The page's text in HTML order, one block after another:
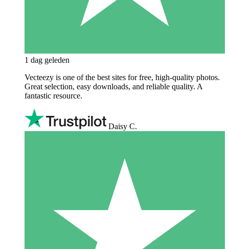
1 dag geleden
Vecteezy is one of the best sites for free, high‑quality photos.
Great selection, easy downloads, and reliable quality. A
fantastic resource.
Daisy C.